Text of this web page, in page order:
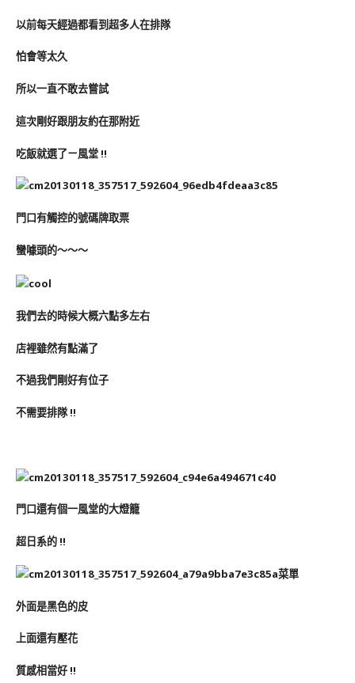
以前每天經過都看到超多人在排隊
怕會等太久
所以一直不敢去嘗試
這次剛好跟朋友約在那附近
吃飯就選了ㄧ風堂 !!
門口有觸控的號碼牌取票
蠻噱頭的～～～
我們去的時候大概六點多左右
店裡雖然有點滿了
不過我們剛好有位子
不需要排隊 !!
門口還有個一風堂的大燈籠
超日系的 !!
菜單
外面是黑色的皮
上面還有壓花
質感相當好 !!